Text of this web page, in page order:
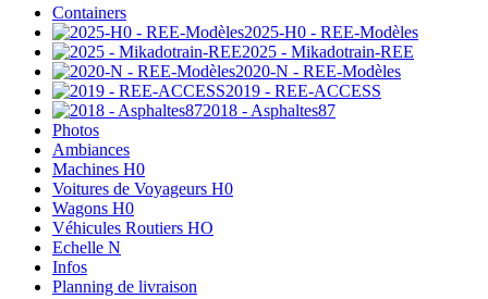
Containers
2025-H0 - REE-Modèles
2025 - Mikadotrain-REE
2020-N - REE-Modèles
2019 - REE-ACCESS
2018 - Asphaltes87
Photos
Ambiances
Machines H0
Voitures de Voyageurs H0
Wagons H0
Véhicules Routiers HO
Echelle N
Infos
Planning de livraison